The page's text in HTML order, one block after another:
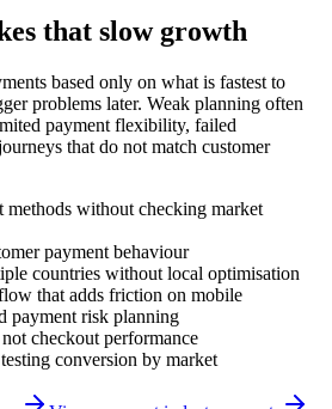
that slow growth
based only on what is fastest to
problems later. Weak planning often
payment flexibility, failed
that do not match customer
methods without checking market
payment behaviour
countries without local optimisation
that adds friction on mobile
payment risk planning
checkout performance
conversion by market